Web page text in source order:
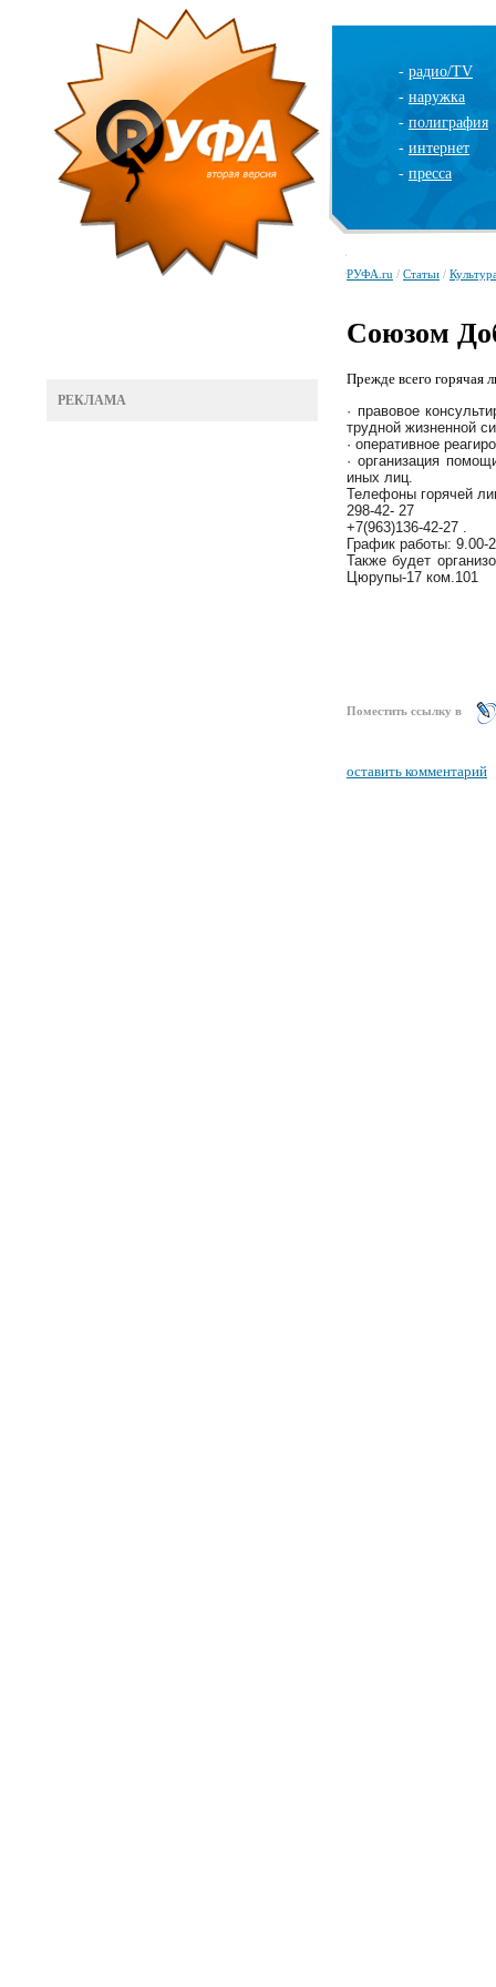
- радио/TV
- наружка
- полиграфия
- интернет
- пресса
РЕКЛАМА
РУФА.ru / Статьи /
Союзом
Прежде всего горячая
· правовое
трудной жизненной
· оперативное
· организация
иных лиц.
Телефоны горячей
298-42- 27
+7(963)136-42-27
График работы: 9.00-
Также будет
Цюрупы-17 ком.101
Поместить ссылку в
оставить комментарий